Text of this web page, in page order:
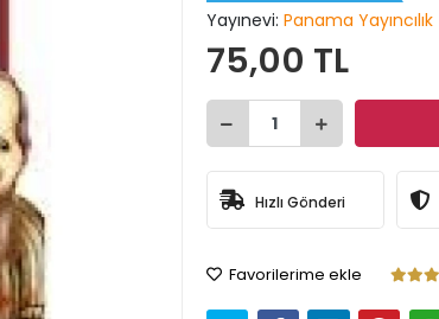
Yayınevi: Panama Yayıncılık
75,00 TL
Hızlı Gönderi
Favorilerime ekle